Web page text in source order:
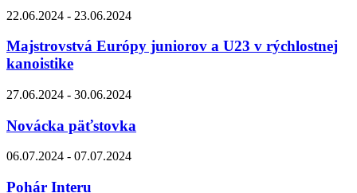
22.06.2024 - 23.06.2024
Majstrovstvá Európy juniorov a U23 v rýchlostnej
kanoistike
27.06.2024 - 30.06.2024
Novácka päťstovka
06.07.2024 - 07.07.2024
Pohár Interu